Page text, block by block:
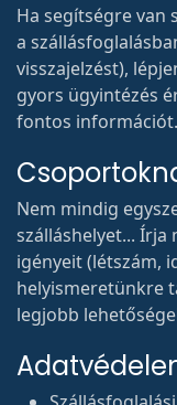
Ha segítségre van
a
visszajelzést),
gyors ügyintézés
fontos információt.
Nem mindig
szálláshelyet...
igényeit (létszám,
helyismeretünkre
legjobb